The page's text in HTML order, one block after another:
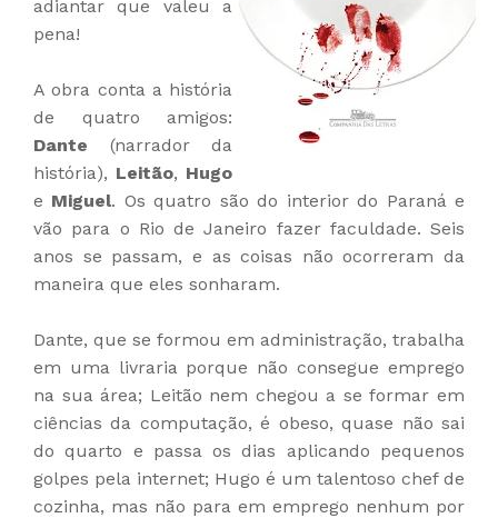
adiantar que valeu a
pena!
A obra conta a história
de quatro amigos:
Dante (narrador da
história), Leitão, Hugo
e Miguel. Os quatro são do interior do Paraná e
vão para o Rio de Janeiro fazer faculdade. Seis
anos se passam, e as coisas não ocorreram da
maneira que eles sonharam.
Dante, que se formou em administração, trabalha
em uma livraria porque não consegue emprego
na sua área; Leitão nem chegou a se formar em
ciências da computação, é obeso, quase não sai
do quarto e passa os dias aplicando pequenos
golpes pela internet; Hugo é um talentoso chef de
cozinha, mas não para em emprego nenhum por